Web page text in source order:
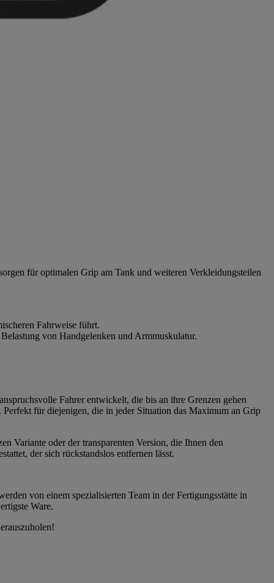
für optimalen Grip am Tank und weiteren Verkleidungsteilen
Fahrweise führt.
von Handgelenken und Armmuskulatur.
Fahrer entwickelt, die bis an ihre Grenzen gehen
für diejenigen, die in jeder Situation das Maximum an Grip
Variante oder der transparenten Version, die Ihnen den
der sich rückstandslos entfernen lässt.
von einem spezialisierten Team in der Fertigungsstätte in
Ware.